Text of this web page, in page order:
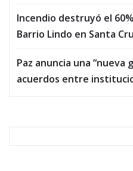
Incendio destruyó el
Barrio Lindo en Santa
Paz anuncia una “nueva
acuerdos entre